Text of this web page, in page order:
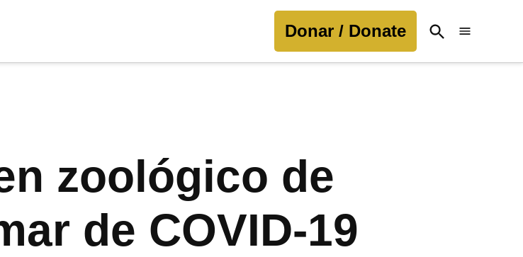
Donar / Donate
Open
Search
zoológico de
de COVID-19